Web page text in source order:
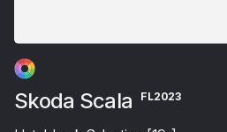
Skoda Scala FL2023